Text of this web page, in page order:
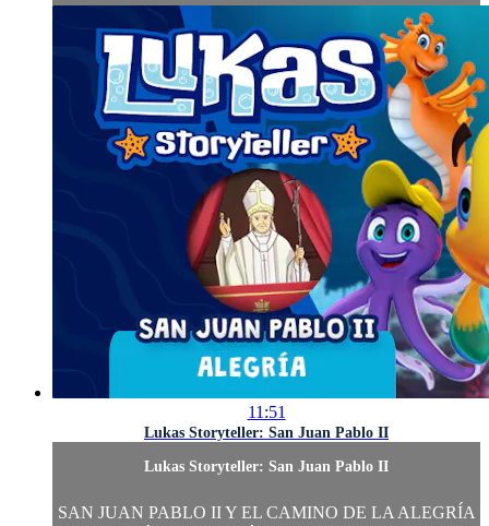
11:51
Lukas Storyteller: San Juan Pablo II
Lukas Storyteller: San Juan Pablo II
SAN JUAN PABLO II Y EL CAMINO DE LA ALEGRÍA